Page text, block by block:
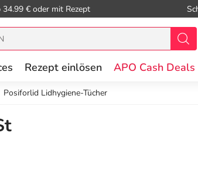
€ oder mit Rezept
Rezept einlösen APO Cash Deals
Posiforlid Lidhygiene-Tücher